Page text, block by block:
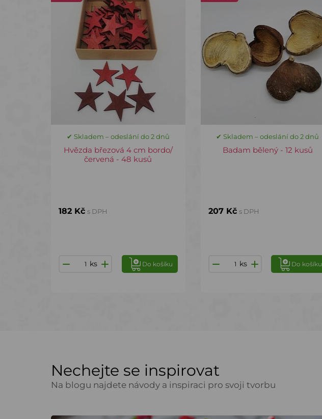
✔ Skladem – odeslání do 2 dnů
Hvězda březová 4 cm bordo/
červená - 48 kusů
182 Kč s DPH
ks Do košíku
✔ Skladem – odeslání do 2 dnů
Badam bělený - 12 kusů
207 Kč s DPH
ks Do košíku
Nechejte se inspirovat
Na blogu najdete návody a inspiraci pro svoji tvorbu